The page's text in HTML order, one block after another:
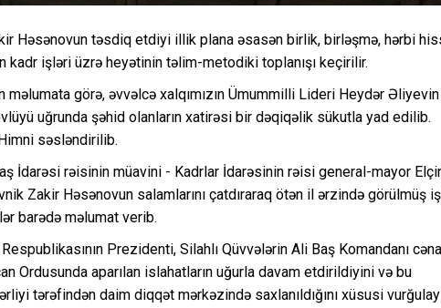
Həsənovun təsdiq etdiyi illik plana əsasən birlik, birləşmə, hərbi
işləri üzrə heyətinin təlim-metodiki toplanışı keçirilir.
görə, əvvəlcə xalqımızın Ümummilli Lideri Heydər
uğrunda şəhid olanların xatirəsi bir dəqiqəlik sükutla yad edilib.
səsləndirilib.
İdarəsi rəisinin müavini - Kadrlar İdarəsinin rəisi general-mayor
Zakir Həsənovun salamlarını çatdıraraq ötən il ərzində görülmüş
barədə məlumat verib.
Prezidenti, Silahlı Qüvvələrin Ali Baş Komandanı
Ordusunda aparılan islahatların uğurla davam etdirildiyini və bu
tərəfindən daim diqqət mərkəzində saxlanıldığını xüsusi